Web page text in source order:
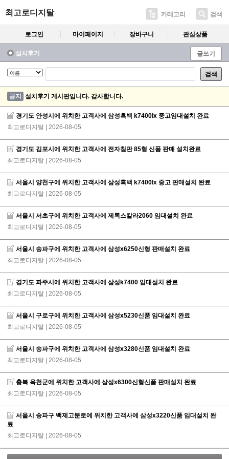
최고로디지탈 카테고리 검색
로그인 마이페이지 장바구니 관심상품
설치후기 글쓰기
검색
공지 설치후기 게시판입니다. 감사합니다.
경기도 안성시에 위치한 고객사에 삼성흑백 k7400lx 중고임대설치 완료
최고로디지탈 | 2026-08-05
경기도 김포시에 위치한 고객사에 전자칠판 85형 신품 판매 설치완료
최고로디지탈 | 2026-08-05
서울시 양천구에 위치한 고객사에 삼성흑백 k7400lx 중고 판매설치 완료
최고로디지탈 | 2026-08-05
서울시 서초구에 위치한 고객사에 제록스칼라2060 임대설치 완료
최고로디지탈 | 2026-08-05
서울시 송파구에 위치한 고객사에 삼성x6250신형 판매설치 완료
최고로디지탈 | 2026-08-05
경기도 파주시에 위치한 고객사에 삼성k7400 임대설치 완료
최고로디지탈 | 2026-08-05
서울시 구로구에 위치한 고객사에 삼성x5230신품 임대설치 완료
최고로디지탈 | 2026-08-05
서울시 송파구에 위치한 고객사에 삼성x3280신품 임대설치 완료
최고로디지탈 | 2026-08-05
충북 옥천군에 위치한 고객사에 삼성x6300신형신품 판매설치 완료
최고로디지탈 | 2026-08-05
서울시 송파구 백제고분로에 위치한 고객사에 삼성x3220신품 임대설치 완
료
최고로디지탈 | 2026-08-05